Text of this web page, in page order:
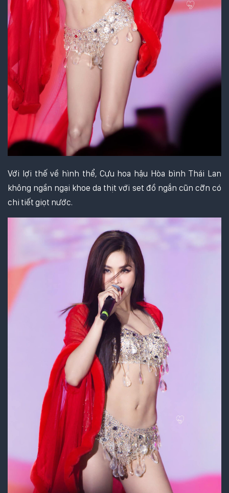
Với lợi thế về hình thể, Cựu hoa hậu Hòa bình Thái Lan
không ngần ngại khoe da thịt với set đồ ngắn cũn cỡn có
chi tiết giọt nước.